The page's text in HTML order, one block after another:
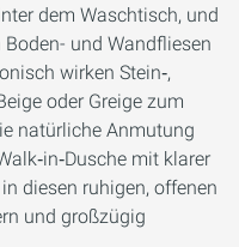
dem Waschtisch, und
und Wandfliesen
wirken Stein‑,
oder Greige zum
natürliche Anmutung
mit klarer
diesen ruhigen, offenen
und großzügig